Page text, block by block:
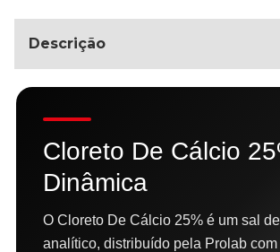
Descrição
Cloreto De Cálcio
Dinâmica
O Cloreto De Cálcio 25% é um sal
analítico, distribuído pela Prolab com